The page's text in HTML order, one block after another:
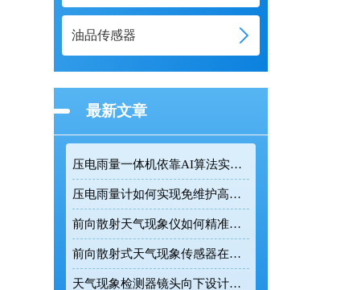
油品传感器
最新文章
压电雨量一体机依靠AI算法实现复杂环境精准雨量监测
压电雨量计如何实现免维护高精度降雨监测
前向散射天气现象仪如何精准测量道路能见度
前向散射式天气现象传感器在道路交通气象监测中的应用价值
天气现象检测器镜头向下设计有效降低杂光干扰